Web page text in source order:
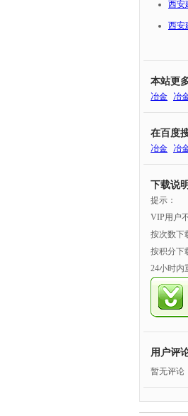
西安
西安
本站更
冶金 冶
在百度
冶金 冶
下载说
提示：
VIP用户
按次数下
按积分下
24小时内
用户评
暂无评论